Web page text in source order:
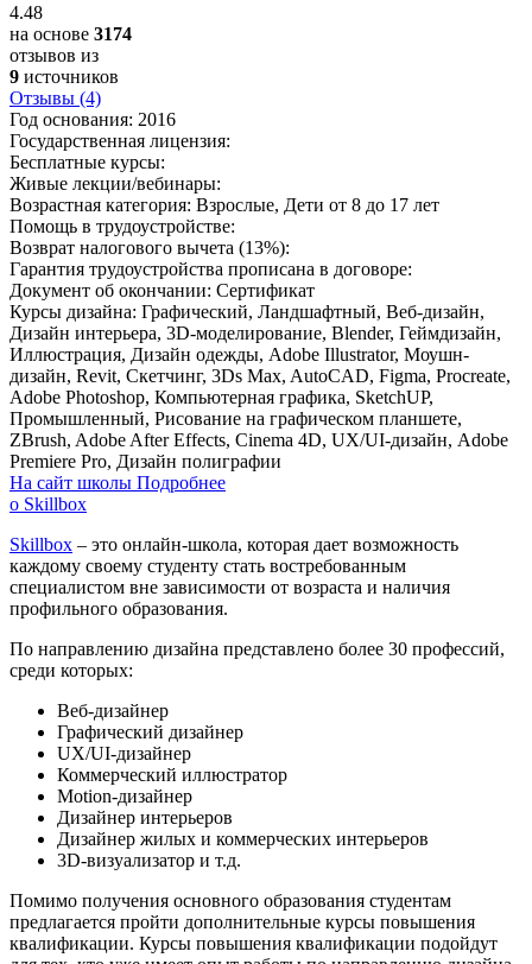
4.48
на основе 3174
отзывов из
9 источников
Отзывы (4)
Год основания: 2016
Государственная лицензия:
Бесплатные курсы:
Живые лекции/вебинары:
Возрастная категория: Взрослые, Дети от 8 до 17 лет
Помощь в трудоустройстве:
Возврат налогового вычета (13%):
Гарантия трудоустройства прописана в договоре:
Документ об окончании: Сертификат
Курсы дизайна: Графический, Ландшафтный, Веб-дизайн,
Дизайн интерьера, 3D-моделирование, Blender, Геймдизайн,
Иллюстрация, Дизайн одежды, Adobe Illustrator, Моушн-
дизайн, Revit, Скетчинг, 3Ds Max, AutoCAD, Figma, Procreate,
Adobe Photoshop, Компьютерная графика, SketchUP,
Промышленный, Рисование на графическом планшете,
ZBrush, Adobe After Effects, Cinema 4D, UX/UI-дизайн, Adobe
Premiere Pro, Дизайн полиграфии
На сайт школы Подробнее
о Skillbox
Skillbox – это онлайн-школа, которая дает возможность
каждому своему студенту стать востребованным
специалистом вне зависимости от возраста и наличия
профильного образования.
По направлению дизайна представлено более 30 профессий,
среди которых:
Веб-дизайнер
Графический дизайнер
UX/UI-дизайнер
Коммерческий иллюстратор
Motion-дизайнер
Дизайнер интерьеров
Дизайнер жилых и коммерческих интерьеров
3D-визуализатор и т.д.
Помимо получения основного образования студентам
предлагается пройти дополнительные курсы повышения
квалификации. Курсы повышения квалификации подойдут